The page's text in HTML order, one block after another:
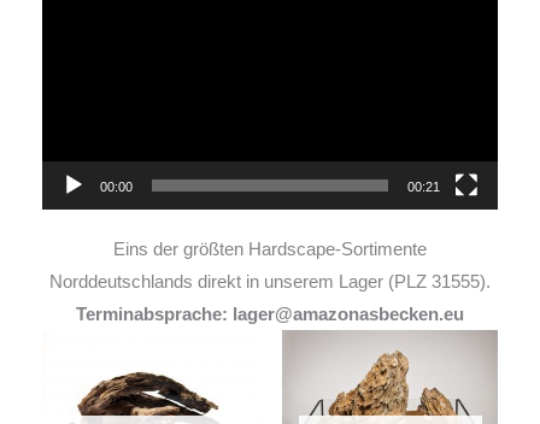
00:00 00:21
Eins der größten Hardscape-Sortimente
Norddeutschlands direkt in unserem Lager (PLZ 31555).
Terminabsprache: lager@amazonasbecken.eu